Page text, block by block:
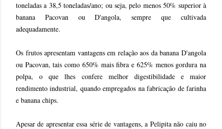
toneladas a 38,5 toneladas/ano; ou seja, pelo menos 50% superior à
banana Pacovan ou D'angola, sempre que cultivada
adequadamente.
Os frutos apresentam vantagens em relação aos da banana D'angola
ou Pacovan, tais como 650% mais fibra e 625% menos gordura na
polpa, o que lhes confere melhor digestibilidade e maior
rendimento industrial, quando empregados na fabricação de farinha
e banana chips.
Apesar de apresentar essa série de vantagens, a Pelipita não caiu no